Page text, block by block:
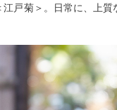
戸菊＞。日常に、上質